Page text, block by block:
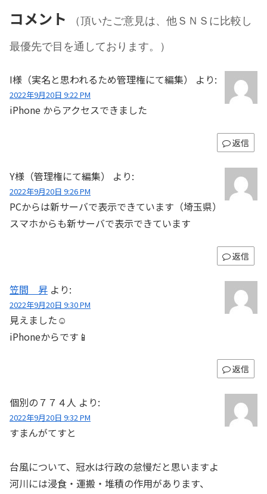
コメント
（頂いたご意見は、他ＳＮＳに比較し
最優先で目を通しております。）
I様（実名と思われるため管理権にて編集） より:
2022年9月20日 9:22 PM
iPhone からアクセスできました
返信
Y様（管理権にて編集） より:
2022年9月20日 9:26 PM
PCからは新サーバで表示できています（埼玉県）
スマホからも新サーバで表示できています
返信
笠間 昇 より:
2022年9月20日 9:30 PM
見えました☺️
iPhoneからです📱
返信
個別の７７４人 より:
2022年9月20日 9:32 PM
すまんがてすと
台風について、冠水は行政の怠慢だと思いますよ
河川には浸食・運搬・堆積の作用があります、